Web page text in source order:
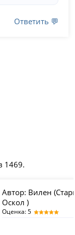
Ответить 💬
1469.
Автор: Вилен
Оскол )
Оценка: 5